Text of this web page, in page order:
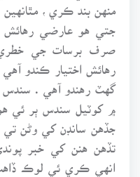
منهن بند ڪري ،
جتي هو عارضي رهائش
صرف برسات جي
رهائش اختيار ڪندو
گهٽ رهندو آهي . سندس
۾ کوٽيل سندس ٻر ئي
جڏهن سانڊن کي وڻن تي
تڏهن هنن کي خبر
انهي ڪري ئي لوڪ